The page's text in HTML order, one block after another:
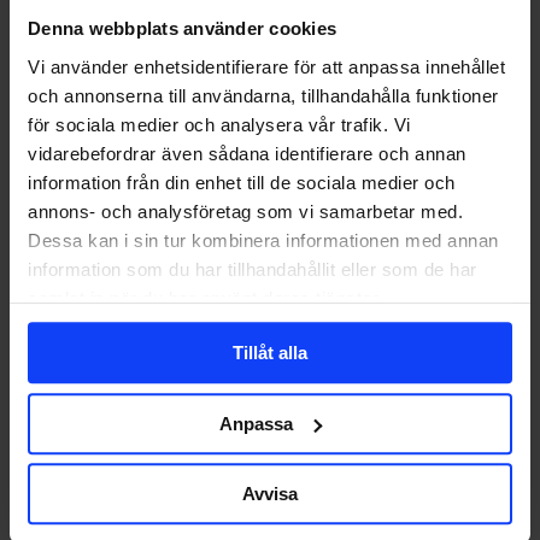
Denna webbplats använder cookies
Vi använder enhetsidentifierare för att anpassa innehållet
och annonserna till användarna, tillhandahålla funktioner
för sociala medier och analysera vår trafik. Vi
vidarebefordrar även sådana identifierare och annan
information från din enhet till de sociala medier och
annons- och analysföretag som vi samarbetar med.
Dessa kan i sin tur kombinera informationen med annan
information som du har tillhandahållit eller som de har
samlat in när du har använt deras tjänster.
Tillåt alla
Anpassa
Avvisa
MARKETING
SOCIALA MEDIERChecklistan
som
gör
kanaler
semesterredo
Checklistan som gör dina kanaler semesterredo
I digitala kanaler finns det inget som heter ledighet. Men med rätt
förberedelser kan du…
Editor2026-05-28